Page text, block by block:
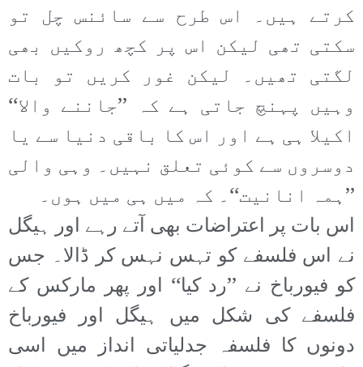
کرتے ہیں۔ اس طرح سے سائنس چل تو
سکتی تھی لیکن اس پر کچھ روکیں بھی
لگتی تھیں۔ لیکن غور کریں تو بات
وہیں پہنچ جاتی ہے کہ ’’جاننے والا‘‘
اکیلا ہی ہے اور اس کا باقی دنیا سے یا
دوسروں سے کوئی تعلق نہیں۔ وہی والی
’’ہمہ انانیت‘‘۔ کہ میں ہی میں ہوں۔
اس بات پر اعتراضات بھی آتے رہے اور ہیگل
نے اس فلسفے کو تہس نہس کر ڈالا۔ جس
کو فیورباخ نے ’’رد کیا‘‘ اور پھر مارکس کے
فلسفے کی شکل میں ہیگل اور فیورباخ
دونوں کا فلسفہ جدلیاتی انداز میں اسی